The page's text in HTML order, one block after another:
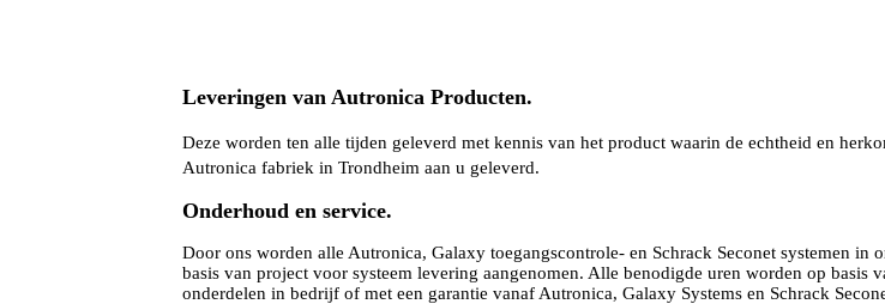
Leveringen van Autronica Producten.
Deze worden ten alle tijden geleverd met kennis van het product waarin de echtheid en
Autronica fabriek in Trondheim aan u geleverd.
Onderhoud en service.
Door ons worden alle Autronica, Galaxy toegangscontrole- en Schrack Seconet systemen
basis van project voor systeem levering aangenomen. Alle benodigde uren worden op basis
onderdelen in bedrijf of met een garantie vanaf Autronica, Galaxy Systems en Schrack